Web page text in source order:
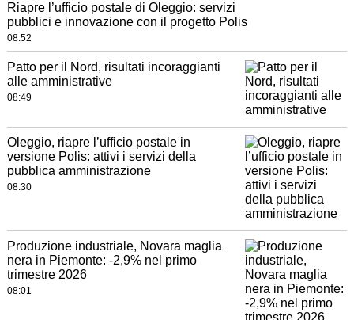
Riapre l’ufficio postale di Oleggio: servizi
pubblici e innovazione con il progetto Polis
08:52
Patto per il Nord, risultati incoraggianti
alle amministrative
08:49
Oleggio, riapre l’ufficio postale in
versione Polis: attivi i servizi della
pubblica amministrazione
08:30
Produzione industriale, Novara maglia
nera in Piemonte: -2,9% nel primo
trimestre 2026
08:01